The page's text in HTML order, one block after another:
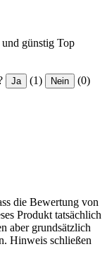
günstig Top
Ja (1) Nein (0)
die Bewertung von
Produkt tatsächlich
aber grundsätzlich
Hinweis schließen